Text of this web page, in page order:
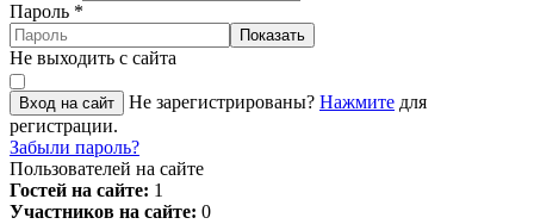
Пароль *
Показать
Не выходить с сайта
Вход на сайт Не зарегистрированы? Нажмите для
регистрации.
Забыли пароль?
Пользователей на сайте
Гостей на сайте: 1
Участников на сайте: 0